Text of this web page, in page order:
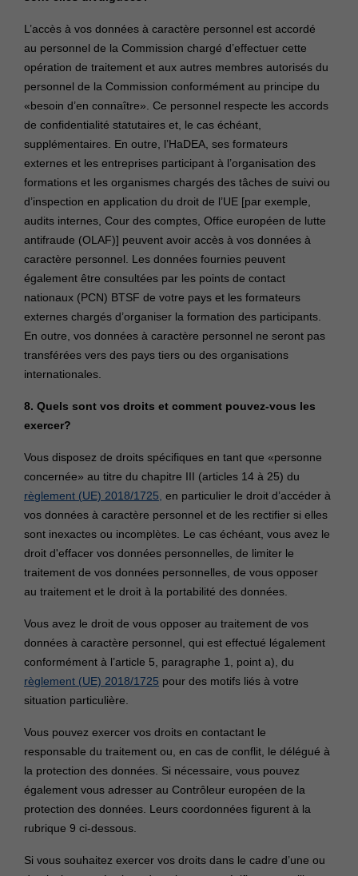
L’accès à vos données à caractère personnel est accordé
au personnel de la Commission chargé d’effectuer cette
opération de traitement et aux autres membres autorisés du
personnel de la Commission conformément au principe du
«besoin d’en connaître». Ce personnel respecte les accords
de confidentialité statutaires et, le cas échéant,
supplémentaires. En outre, l’HaDEA, ses formateurs
externes et les entreprises participant à l’organisation des
formations et les organismes chargés des tâches de suivi ou
d’inspection en application du droit de l’UE [par exemple,
audits internes, Cour des comptes, Office européen de lutte
antifraude (OLAF)] peuvent avoir accès à vos données à
caractère personnel. Les données fournies peuvent
également être consultées par les points de contact
nationaux (PCN) BTSF de votre pays et les formateurs
externes chargés d’organiser la formation des participants.
En outre, vos données à caractère personnel ne seront pas
transférées vers des pays tiers ou des organisations
internationales.
8. Quels sont vos droits et comment pouvez-vous les
exercer?
Vous disposez de droits spécifiques en tant que «personne
concernée» au titre du chapitre III (articles 14 à 25) du
règlement (UE) 2018/1725, en particulier le droit d’accéder à
vos données à caractère personnel et de les rectifier si elles
sont inexactes ou incomplètes. Le cas échéant, vous avez le
droit d'effacer vos données personnelles, de limiter le
traitement de vos données personnelles, de vous opposer
au traitement et le droit à la portabilité des données.
Vous avez le droit de vous opposer au traitement de vos
données à caractère personnel, qui est effectué légalement
conformément à l’article 5, paragraphe 1, point a), du
règlement (UE) 2018/1725 pour des motifs liés à votre
situation particulière.
Vous pouvez exercer vos droits en contactant le
responsable du traitement ou, en cas de conflit, le délégué à
la protection des données. Si nécessaire, vous pouvez
également vous adresser au Contrôleur européen de la
protection des données. Leurs coordonnées figurent à la
rubrique 9 ci-dessous.
Si vous souhaitez exercer vos droits dans le cadre d’une ou